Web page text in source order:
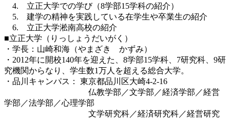
4. 立正大学での学び（8学部15学科の紹介）
5. 建学の精神を実践している在学生や卒業生の紹介
6. 立正大学淞南高校の紹介
■立正大学（りっしょうだいがく）
・学長：山崎和海（やまざき かずみ）
・2012年に開校140年を迎えた、8学部15学科、7研究科、9研
究機関からなり、学生数1万人を超える総合大学。
・品川キャンパス： 東京都品川区大崎4-2-16
仏教学部／文学部／経済学部／経営
学部／法学部／心理学部
文学研究科／経済研究科／経営研究